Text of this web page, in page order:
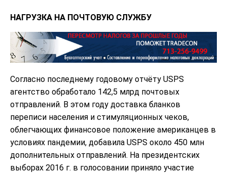
НАГРУЗКА НА ПОЧТОВУЮ СЛУЖБУ
Согласно последнему годовому отчёту USPS
агентство обработало 142,5 млрд почтовых
отправлений. В этом году доставка бланков
переписи населения и стимуляционных чеков,
облегчающих финансовое положение американцев в
условиях пандемии, добавила USPS около 450 млн
дополнительных отправлений. На президентских
выборах 2016 г. в голосовании приняло участие